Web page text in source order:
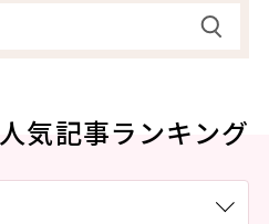
人気記事ランキング